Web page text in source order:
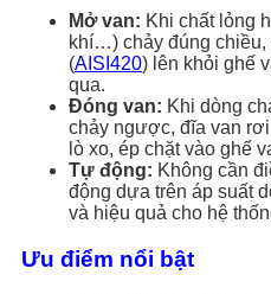
Mở van: Khi chất lỏng
khí…) chảy đúng chiều,
(AISI420) lên khỏi ghế
qua.
Đóng van: Khi dòng
chảy ngược, đĩa van
lò xo, ép chặt vào ghế
Tự động: Không cần
động dựa trên áp suất
và hiệu quả cho hệ
Ưu điểm nổi bật